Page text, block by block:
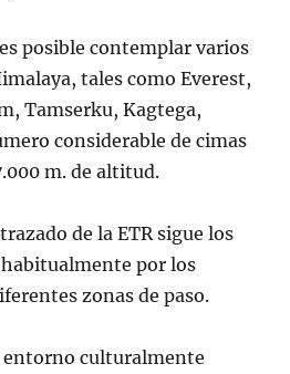
posible contemplar varios
tales como Everest,
Tamserku, Kagtega,
considerable de cimas
m. de altitud.
de la ETR sigue los
por los
zonas de paso.
entorno culturalmente